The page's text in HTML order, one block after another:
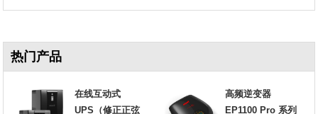
热门产品
在线互动式
UPS（修正正弦
高频逆变器
EP1100 Pro 系列